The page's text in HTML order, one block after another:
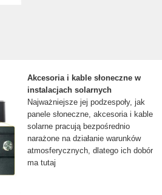
Akcesoria i kable słoneczne w
instalacjach solarnych
Najważniejsze jej podzespoły, jak
panele słoneczne, akcesoria i kable
solarne pracują bezpośrednio
narażone na działanie warunków
atmosferycznych, dlatego ich dobór
ma tutaj